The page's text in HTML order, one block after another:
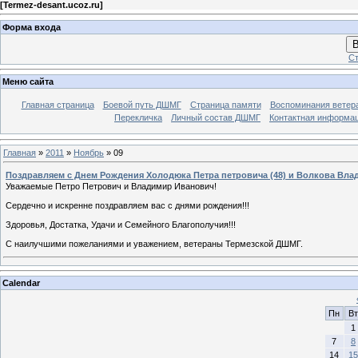
[Termez-desant.ucoz.ru]
Форма входа
Меню сайта
Главная страница Боевой путь ДШМГ Страница памяти
Воспоминания
Перекличка
Личный состав ДШМГ Контактная
Главная » 2011 » Ноябрь » 09
Поздравляем с Днем Рождения Холодюка Петра петровича (48) и Волкова
Уважаемые Петро Петрович и Владимир Иванович!
Сердечно и искренне поздравляем вас с днями рождения!!!
Здоровья, Достатка, Удачи и Семейного Благополучия!!!
С наилучшими пожеланиями и уважением, ветераны Термезской ДШМГ.
Calendar
Пн
Вт
1
7
8
14
15